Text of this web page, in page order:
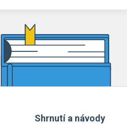
Shrnutí a návody